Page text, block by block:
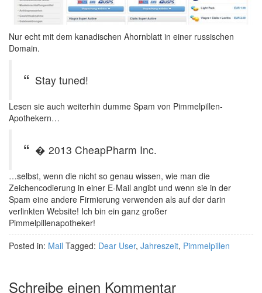
Nur echt mit dem kanadischen Ahornblatt in einer russischen
Domain.
Stay tuned!
Lesen sie auch weiterhin dumme Spam von Pimmelpillen-
Apothekern…
� 2013 CheapPharm Inc.
…selbst, wenn die nicht so genau wissen, wie man die
Zeichencodierung in einer E-Mail angibt und wenn sie in der
Spam eine andere Firmierung verwenden als auf der darin
verlinkten Website! Ich bin ein ganz großer
Pimmelpillenapotheker!
Posted in: Mail Tagged: Dear User, Jahreszeit, Pimmelpillen
Schreibe einen Kommentar